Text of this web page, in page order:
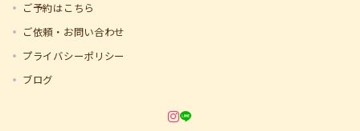
ご予約はこちら
ご依頼・お問い合わせ
プライバシーポリシー
ブログ